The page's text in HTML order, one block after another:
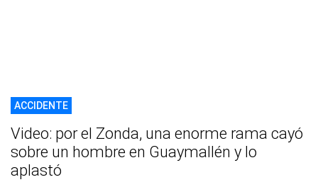
ACCIDENTE
Video: por el Zonda, una enorme rama cayó
sobre un hombre en Guaymallén y lo
aplastó